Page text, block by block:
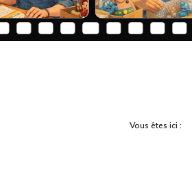
Vous êtes ici :